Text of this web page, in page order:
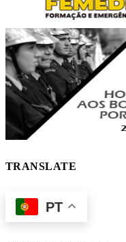
TRANSLATE
PT